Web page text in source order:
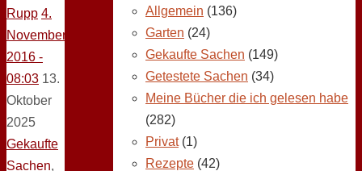
Rupp 4.
November
2016 -
08:03 13.
Oktober
2025
Gekaufte
Sachen,
Allgemein (136)
Garten (24)
Gekaufte Sachen (149)
Getestete Sachen (34)
Meine Bücher die ich gelesen habe
(282)
Privat(1)
Rezepte (42)